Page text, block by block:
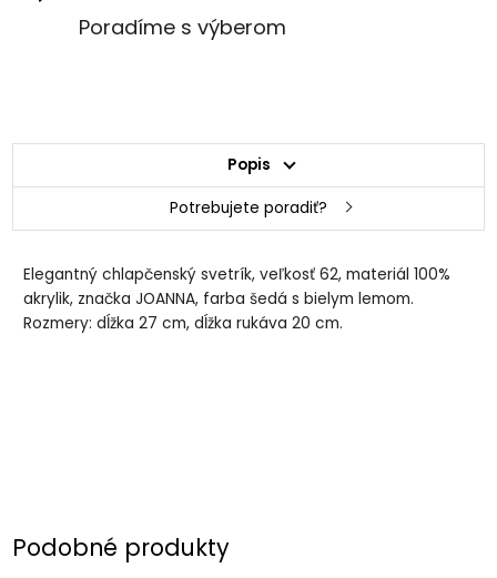
Poradíme s výberom
Popis
Potrebujete poradiť?
Elegantný chlapčenský svetrík, veľkosť 62, materiál 100%
akrylik, značka JOANNA, farba šedá s bielym lemom.
Rozmery: dĺžka 27 cm, dĺžka rukáva 20 cm.
Podobné produkty